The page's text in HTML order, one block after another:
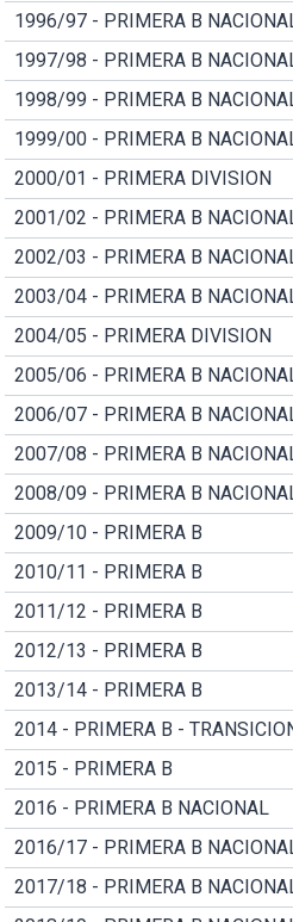
1996/97 - PRIMERA B
1997/98 - PRIMERA B
1998/99 - PRIMERA B
1999/00 - PRIMERA B
2000/01 - PRIMERA DIVISION
2001/02 - PRIMERA B
2002/03 - PRIMERA B
2003/04 - PRIMERA B
2004/05 - PRIMERA DIVISION
2005/06 - PRIMERA B
2006/07 - PRIMERA B
2007/08 - PRIMERA B
2008/09 - PRIMERA B
2009/10 - PRIMERA B
2010/11 - PRIMERA B
2011/12 - PRIMERA B
2012/13 - PRIMERA B
2013/14 - PRIMERA B
2014 - PRIMERA B -
2015 - PRIMERA B
2016 - PRIMERA B NACIONAL
2016/17 - PRIMERA B
2017/18 - PRIMERA B